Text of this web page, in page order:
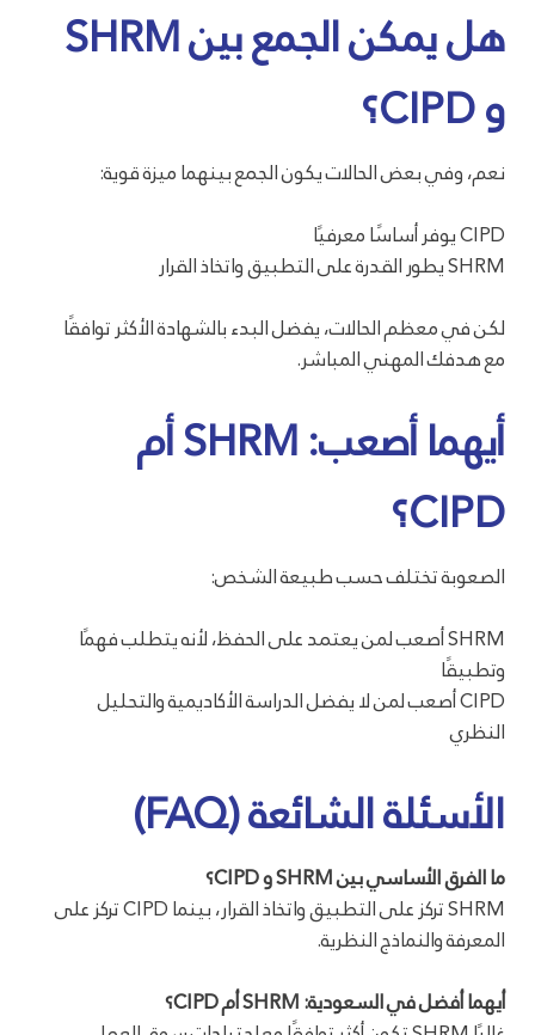
هل يمكن الجمع بين SHRM
و CIPD؟
نعم، وفي بعض الحالات يكون الجمع بينهما ميزة قوية:
CIPD يوفر أساسًا معرفيًا
SHRM يطور القدرة على التطبيق واتخاذ القرار
لكن في معظم الحالات، يفضل البدء بالشهادة الأكثر توافقًا
مع هدفك المهني المباشر.
أيهما أصعب: SHRM أم
CIPD؟
الصعوبة تختلف حسب طبيعة الشخص:
SHRM أصعب لمن يعتمد على الحفظ، لأنه يتطلب فهمًا
وتطبيقًا
CIPD أصعب لمن لا يفضل الدراسة الأكاديمية والتحليل
النظري
الأسئلة الشائعة (FAQ)
ما الفرق الأساسي بين SHRM و CIPD؟
SHRM تركز على التطبيق واتخاذ القرار، بينما CIPD تركز على
المعرفة والنماذج النظرية.
أيهما أفضل في السعودية: SHRM أم CIPD؟